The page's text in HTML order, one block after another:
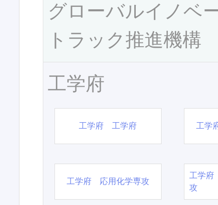
グローバルイノベ
トラック推進機構
工学府
工学府 工学府 工学
工学府 応用化学専攻
工学府
攻